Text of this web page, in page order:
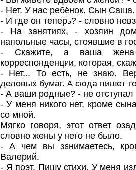
- Нет. У нас ребёнок. Сын Саша.
- И где он теперь? - словно
- На занятиях, - хозяин
напольные часы, стоявшие в
- Скажите, а ваша жена
корреспонденции, которая,
- Нет... То есть, не знаю.
деловых бумаг. А сюда пишет
- А ваши родные? - не отступал
- У меня никого нет, кроме
со мной.
Мягко говоря, этот ответ
словно жены у него не было.
- А чем вы занимаетесь,
Валерий.
- Я поэт. Пишу стихи. У меня